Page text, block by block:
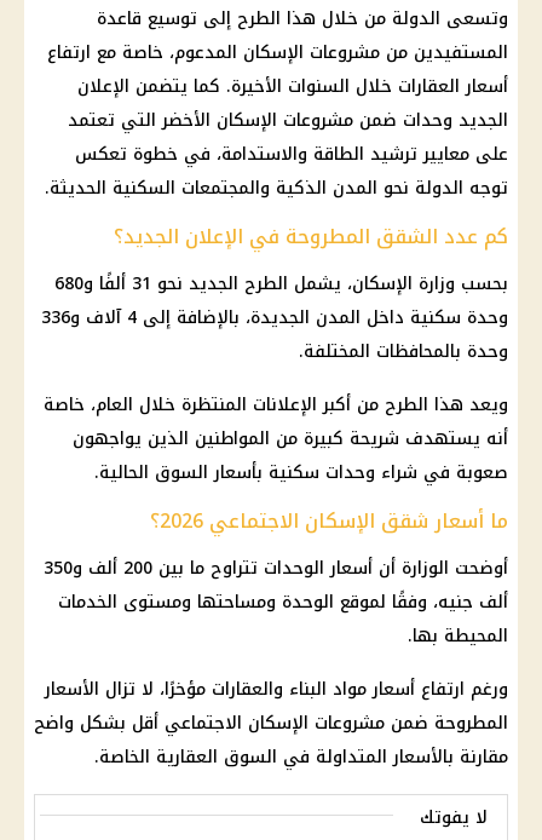
وتسعى الدولة من خلال هذا الطرح إلى توسيع قاعدة
المستفيدين من مشروعات الإسكان المدعوم، خاصة مع ارتفاع
أسعار العقارات خلال السنوات الأخيرة. كما يتضمن الإعلان
الجديد وحدات ضمن مشروعات الإسكان الأخضر التي تعتمد
على معايير ترشيد الطاقة والاستدامة، في خطوة تعكس
توجه الدولة نحو المدن الذكية والمجتمعات السكنية الحديثة.
كم عدد الشقق المطروحة في الإعلان الجديد؟
بحسب وزارة الإسكان، يشمل الطرح الجديد نحو 31 ألفًا و680
وحدة سكنية داخل المدن الجديدة، بالإضافة إلى 4 آلاف و336
وحدة بالمحافظات المختلفة.
ويعد هذا الطرح من أكبر الإعلانات المنتظرة خلال العام، خاصة
أنه يستهدف شريحة كبيرة من المواطنين الذين يواجهون
صعوبة في شراء وحدات سكنية بأسعار السوق الحالية.
ما أسعار شقق الإسكان الاجتماعي 2026؟
أوضحت الوزارة أن أسعار الوحدات تتراوح ما بين 200 ألف و350
ألف جنيه، وفقًا لموقع الوحدة ومساحتها ومستوى الخدمات
المحيطة بها.
ورغم ارتفاع أسعار مواد البناء والعقارات مؤخرًا، لا تزال الأسعار
المطروحة ضمن مشروعات الإسكان الاجتماعي أقل بشكل واضح
مقارنة بالأسعار المتداولة في السوق العقارية الخاصة.
لا يفوتك